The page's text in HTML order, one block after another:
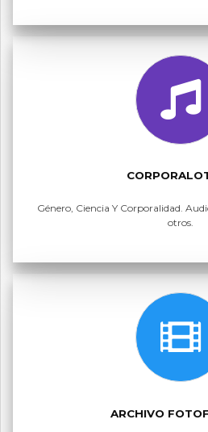
Género, Ciencia Y Corporalidad.
otros.
ARCHIVO